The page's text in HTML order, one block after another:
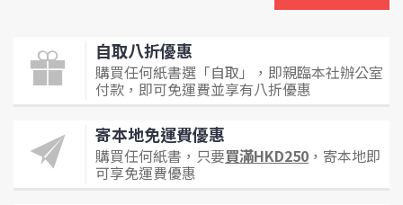
自取八折優惠
購買任何紙書選「自取」，即親臨本社辦公室
付款，即可免運費並享有八折優惠
寄本地免運費優惠
購買任何紙書，只要買滿HKD250 ，寄本地即
可享免運費優惠